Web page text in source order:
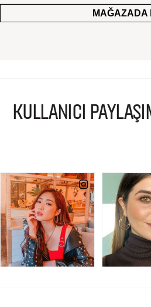
MAĞAZADA
KULLANICI